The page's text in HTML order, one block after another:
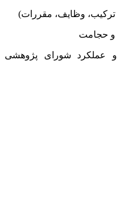
وظایف، مقررات)
حجامت
عملکرد شورای پژوهشی